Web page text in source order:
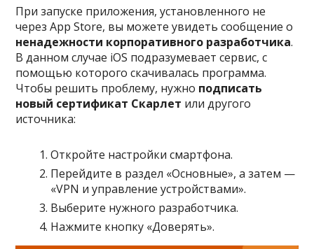
При запуске приложения, установленного не
через App Store, вы можете увидеть сообщение о
ненадежности корпоративного разработчика.
В данном случае iOS подразумевает сервис, с
помощью которого скачивалась программа.
Чтобы решить проблему, нужно подписать
новый сертификат Скарлет или другого
источника:
Откройте настройки смартфона.
Перейдите в раздел «Основные», а затем —
«VPN и управление устройствами».
Выберите нужного разработчика.
Нажмите кнопку «Доверять».